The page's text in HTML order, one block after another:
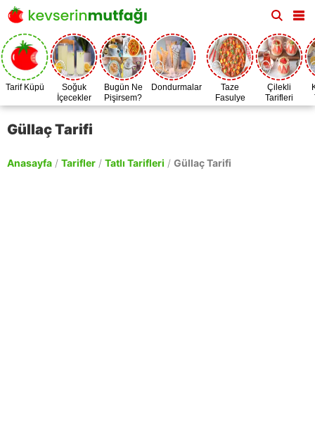
Tarif Küpü
Soğuk
İçecekler
Bugün Ne
Pişirsem?
Dondurmalar
Taze
Fasulye
Zamanı
Çilekli
Tarifleri
Güllaç Tarifi
Anasayfa / Tarifler / Tatlı Tarifleri / Güllaç Tarifi